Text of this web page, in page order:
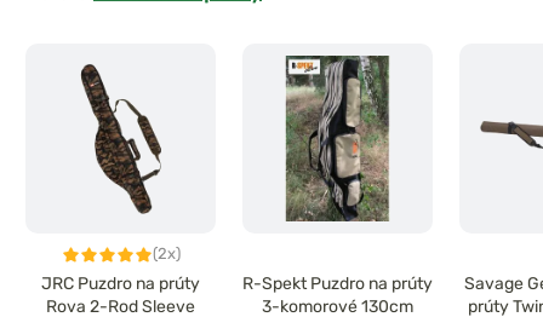
(2x)
JRC Puzdro na prúty
Rova 2-Rod Sleeve
R-Spekt Puzdro na prúty
3-komorové 130cm
Savage
prúty